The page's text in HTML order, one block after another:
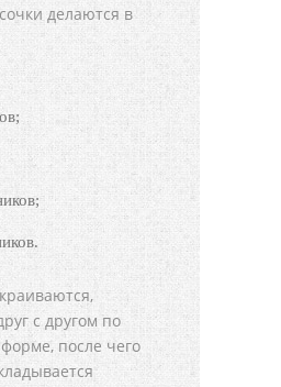
делаются в
с другом по
после чего